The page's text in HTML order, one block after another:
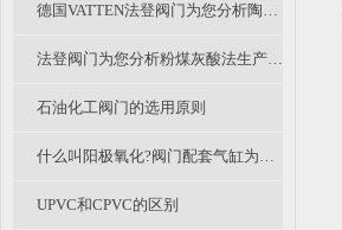
德国VATTEN法登阀门为您分析陶瓷阀的应用及展望
法登阀门为您分析粉煤灰酸法生产氧化铝中衬氟阀门和陶瓷阀的应用探讨
石油化工阀门的选用原则
什么叫阳极氧化?阀门配套气缸为什么需要氧化处理？
UPVC和CPVC的区别